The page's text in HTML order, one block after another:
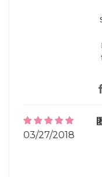
03/27/2018